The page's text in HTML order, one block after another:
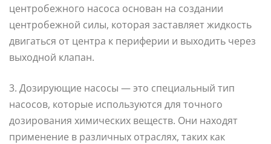
центробежного насоса основан на создании
центробежной силы, которая заставляет жидкость
двигаться от центра к периферии и выходить через
выходной клапан.
3. Дозирующие насосы — это специальный тип
насосов, которые используются для точного
дозирования химических веществ. Они находят
применение в различных отраслях, таких как